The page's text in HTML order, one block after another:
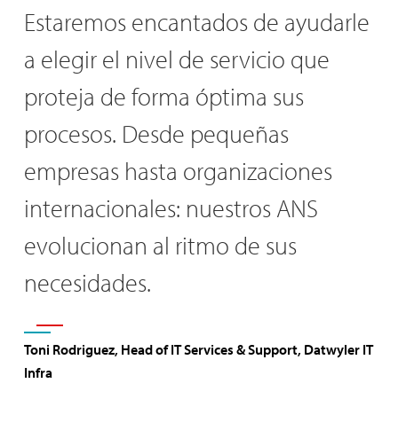
Estaremos encantados de ayudarle
a elegir el nivel de servicio que
proteja de forma óptima sus
procesos. Desde pequeñas
empresas hasta organizaciones
internacionales: nuestros ANS
evolucionan al ritmo de sus
necesidades.
Toni Rodriguez, Head of IT Services & Support, Datwyler IT
Infra